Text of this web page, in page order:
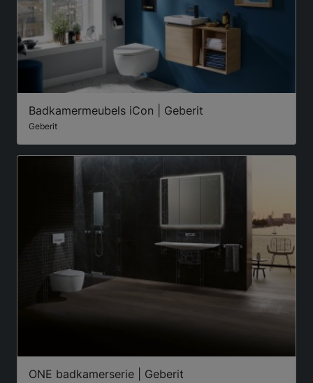
Badkamermeubels iCon | Geberit
Geberit
ONE badkamerserie | Geberit